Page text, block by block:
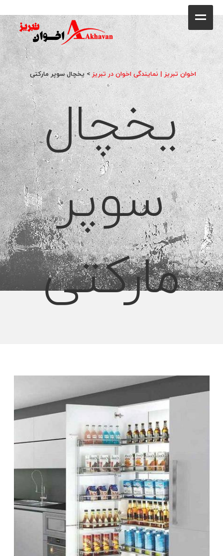
فروشگاه
محصولات
جشنواره فروش ویژه
کاتالوگ
گالری
وبلاگ
تماس با ما
اخوان تبریز | نمایندگی اخوان در تبریز> یخچال سوپر مارکتی
یخچال
سوپر
مارکتی